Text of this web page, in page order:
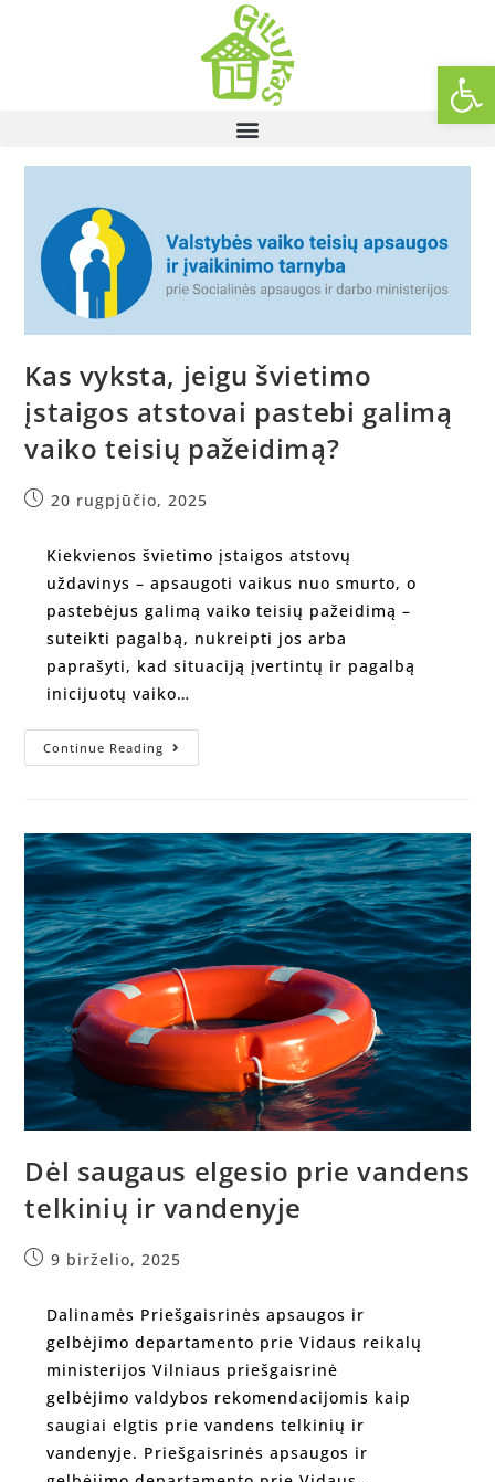
Kas vyksta, jeigu švietimo
įstaigos atstovai pastebi galimą
vaiko teisių pažeidimą?
20 rugpjūčio, 2025
Kiekvienos švietimo įstaigos atstovų
uždavinys – apsaugoti vaikus nuo smurto, o
pastebėjus galimą vaiko teisių pažeidimą –
suteikti pagalbą, nukreipti jos arba
paprašyti, kad situaciją įvertintų ir pagalbą
inicijuotų vaiko…
Continue Reading
Dėl saugaus elgesio prie vandens
telkinių ir vandenyje
9 birželio, 2025
Dalinamės Priešgaisrinės apsaugos ir
gelbėjimo departamento prie Vidaus reikalų
ministerijos Vilniaus priešgaisrinė
gelbėjimo valdybos rekomendacijomis kaip
saugiai elgtis prie vandens telkinių ir
vandenyje. Priešgaisrinės apsaugos ir